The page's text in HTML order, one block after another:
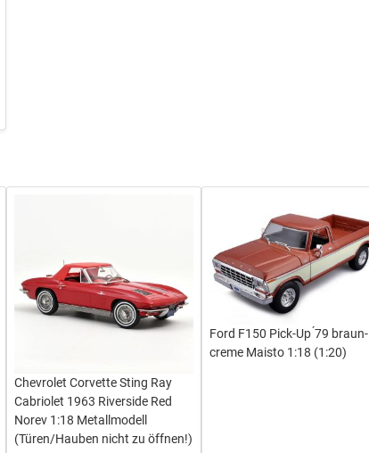
Chevrolet Corvette Sting Ray
Cabriolet 1963 Riverside Red
Norev 1:18 Metallmodell
(Türen/Hauben nicht zu öffnen!)
Ford F150 Pick-Up ́79 braun-
creme Maisto 1:18 (1:20)